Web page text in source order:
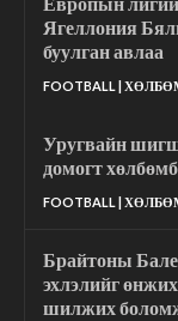
Ягеллония
буулган авлаа
FOOTBALL |
Уругвайн
домогт
FOOTBALL |
Брайтоны
эхлэлийг
шилжих